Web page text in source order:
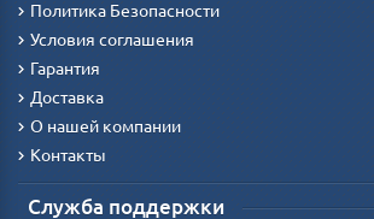
Политика Безопасности
Условия соглашения
Гарантия
Доставка
О нашей компании
Контакты
Служба поддержки